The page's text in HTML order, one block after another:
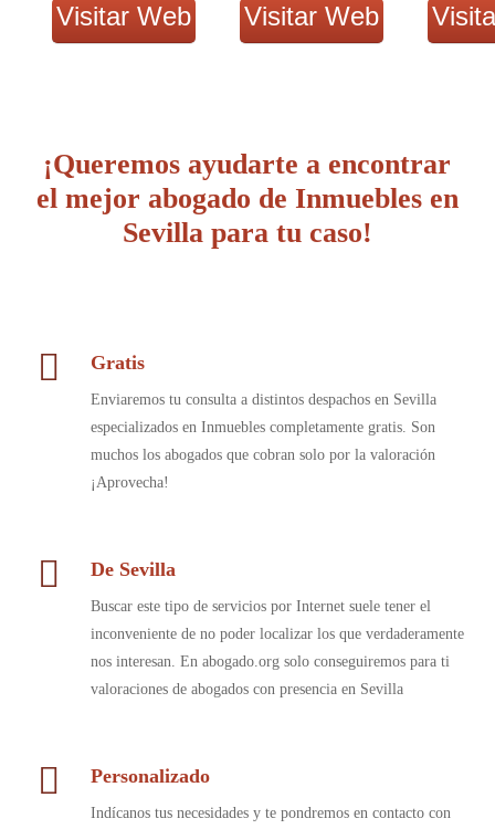
Visitar Web Visitar Web
¡Queremos ayudarte a encontrar
el mejor abogado de Inmuebles en
Sevilla para tu caso!
Gratis
Enviaremos tu consulta a distintos despachos en Sevilla
especializados en Inmuebles completamente gratis. Son
muchos los abogados que cobran solo por la valoración
¡Aprovecha!
De Sevilla
Buscar este tipo de servicios por Internet suele tener el
inconveniente de no poder localizar los que verdaderamente
nos interesan. En abogado.org solo conseguiremos para ti
valoraciones de abogados con presencia en Sevilla
Personalizado
Indícanos tus necesidades y te pondremos en contacto con